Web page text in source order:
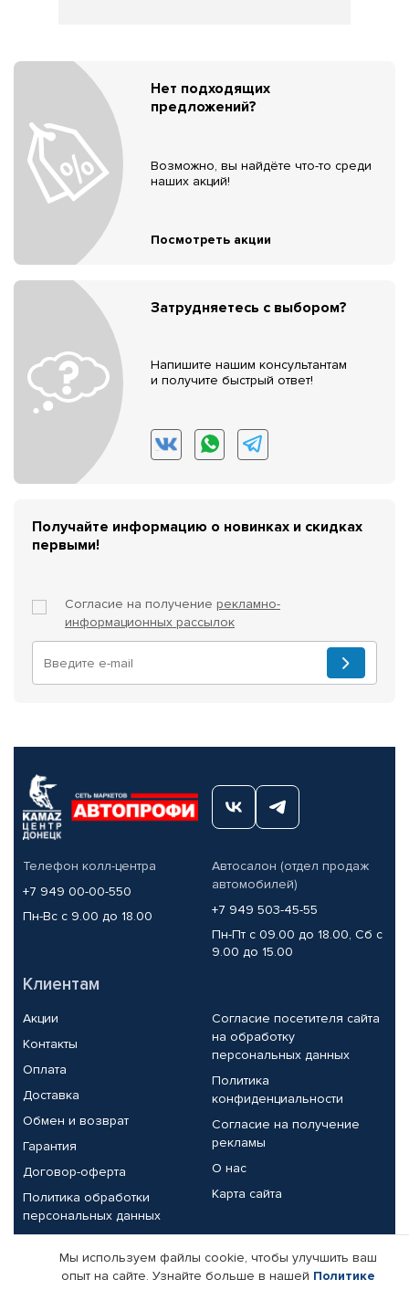
Нет подходящих
предложений?
Возможно, вы найдёте что-то среди
наших акций!
Посмотреть акции
Затрудняетесь с выбором?
Напишите нашим консультантам
и получите быстрый ответ!
Получайте информацию о новинках и скидках
первыми!
Согласие на получение рекламно-
информационных рассылок
Телефон колл-центра
+7 949 00-00-550
Пн-Вс с 9.00 до 18.00
Автосалон (отдел продаж
автомобилей)
+7 949 503-45-55
Пн-Пт с 09.00 до 18.00, Сб с
9.00 до 15.00
Клиентам
Акции
Контакты
Оплата
Доставка
Обмен и возврат
Гарантия
Договор-оферта
Политика обработки
персональных данных
Согласие посетителя сайта
на обработку
персональных данных
Политика
конфиденциальности
Согласие на получение
рекламы
О нас
Карта сайта
Партнерам
Мы используем файлы cookie, чтобы улучшить ваш
опыт на сайте. Узнайте больше в нашей Политике